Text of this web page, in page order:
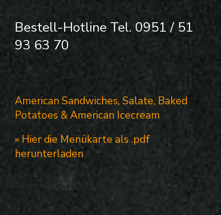
Bestell-Hotline Tel. 0951 / 51
93 63 70
American Sandwiches, Salate, Baked
Potatoes & American Icecream
» Hier die Menükarte als .pdf
herunterladen